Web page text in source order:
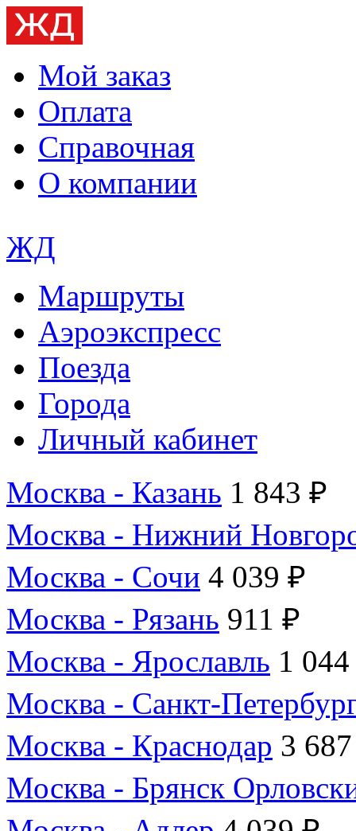
Мой заказ
Оплата
Справочная
О компании
ЖД
Маршруты
Аэроэкспресс
Поезда
Города
Личный кабинет
Москва - Казань 1 843 ₽
Москва - Нижний
Москва - Сочи 4 039 ₽
Москва - Рязань 911 ₽
Москва - Ярославль 1
Москва - Санкт-
Москва - Краснодар 3
Москва - Брянск